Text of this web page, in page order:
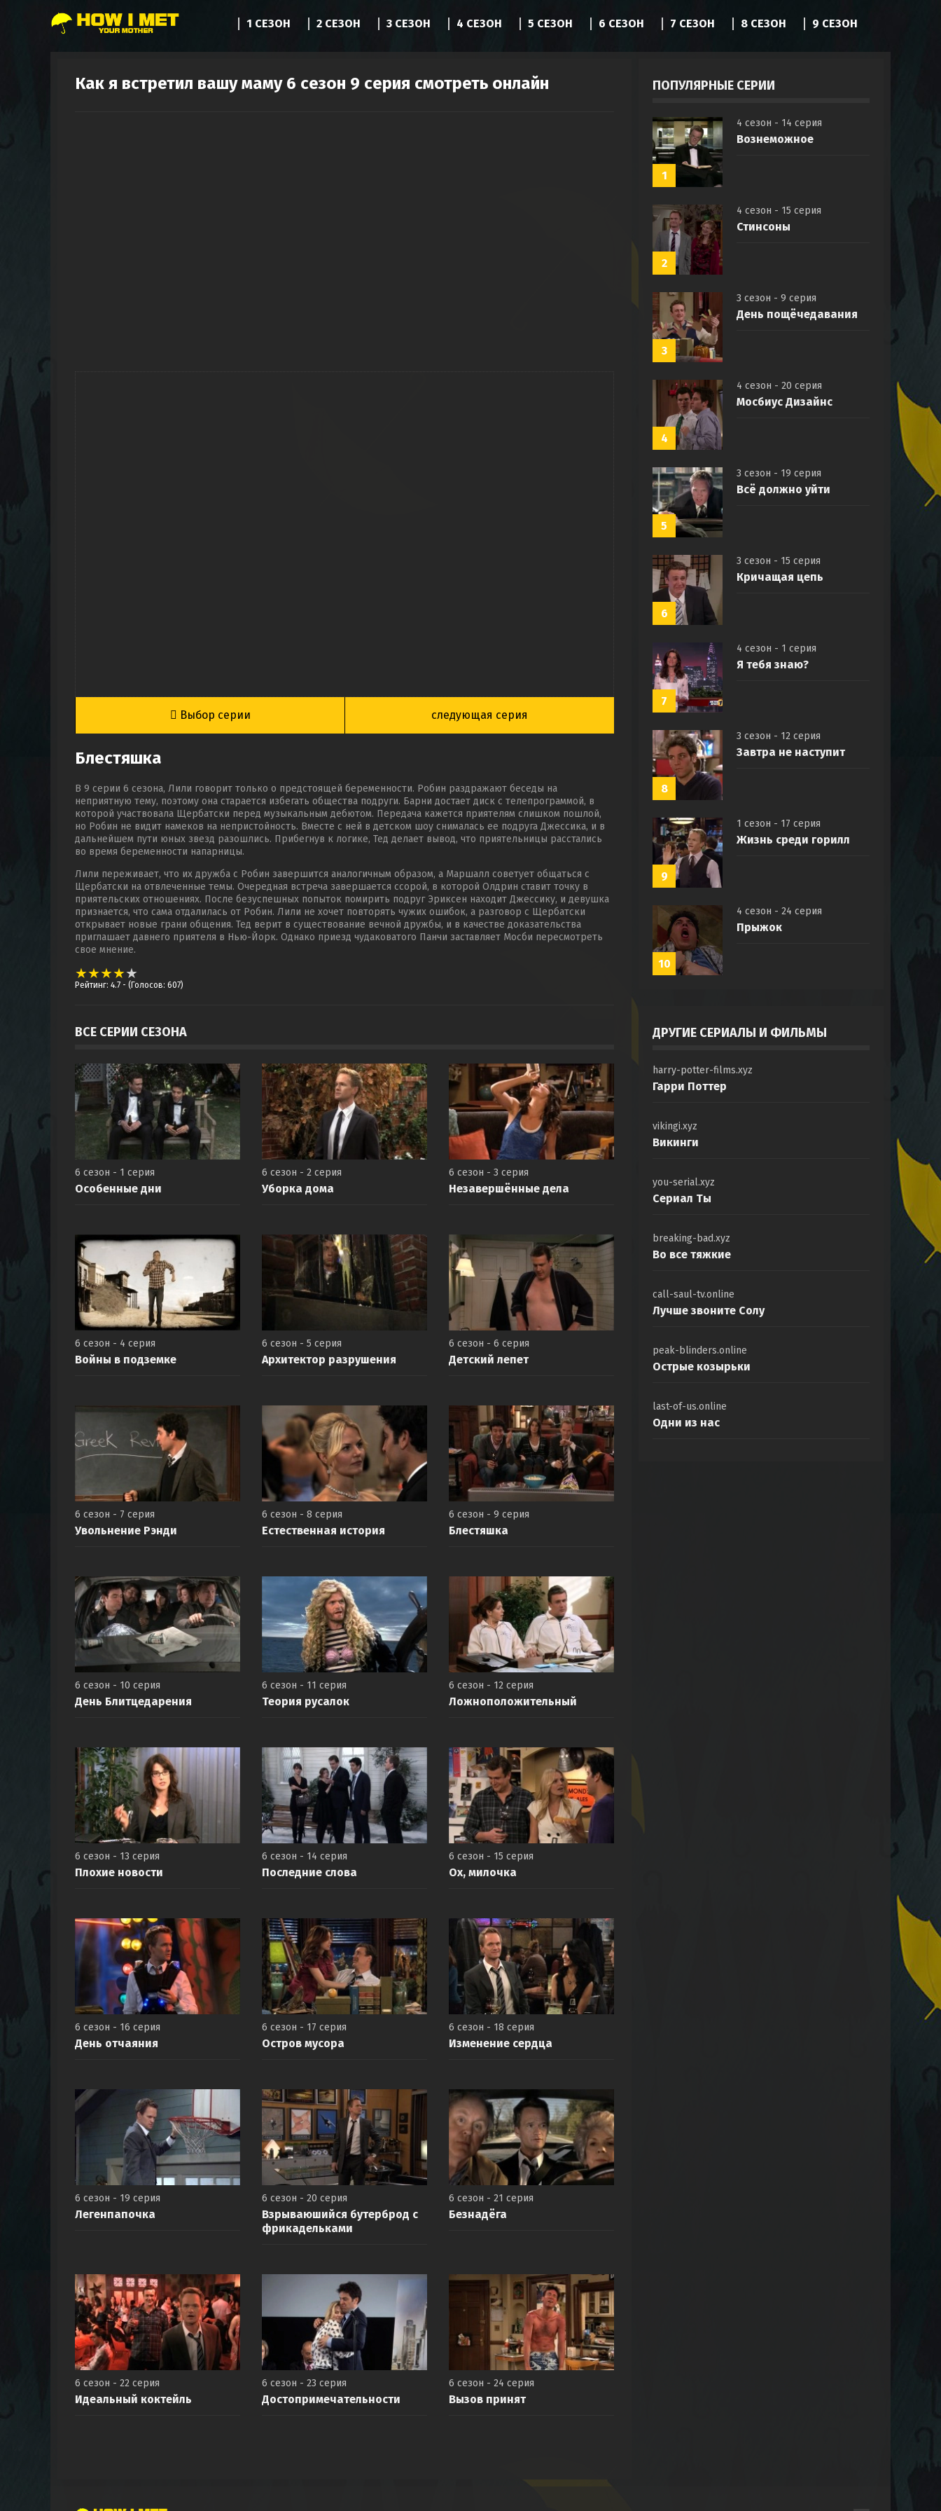
1 СЕЗОН 2 СЕЗОН 3 СЕЗОН 4 СЕЗОН 5 СЕЗОН 6 СЕЗОН 7 СЕЗОН 8 СЕЗОН 9 СЕЗОН
Как я встретил вашу маму 6 сезон 9 серия смотреть онлайн
Выбор серии следующая серия
Блестяшка
В 9 серии 6 сезона, Лили говорит только о предстоящей беременности. Робин раздражают беседы на
неприятную тему, поэтому она старается избегать общества подруги. Барни достает диск с телепрограммой, в
которой участвовала Щербатски перед музыкальным дебютом. Передача кажется приятелям слишком пошлой,
но Робин не видит намеков на непристойность. Вместе с ней в детском шоу снималась ее подруга Джессика, и в
дальнейшем пути юных звезд разошлись. Прибегнув к логике, Тед делает вывод, что приятельницы расстались
во время беременности напарницы.
Лили переживает, что их дружба с Робин завершится аналогичным образом, а Маршалл советует общаться с
Щербатски на отвлеченные темы. Очередная встреча завершается ссорой, в которой Олдрин ставит точку в
приятельских отношениях. После безуспешных попыток помирить подруг Эриксен находит Джессику, и девушка
признается, что сама отдалилась от Робин. Лили не хочет повторять чужих ошибок, а разговор с Щербатски
открывает новые грани общения. Тед верит в существование вечной дружбы, и в качестве доказательства
приглашает давнего приятеля в Нью-Йорк. Однако приезд чудаковатого Панчи заставляет Мосби пересмотреть
свое мнение.
Рейтинг: 4.7 - (Голосов: 607)
ВСЕ СЕРИИ СЕЗОНА
6 сезон - 1 серия
Особенные дни
6 сезон - 2 серия
Уборка дома
6 сезон - 3 серия
Незавершённые дела
6 сезон - 4 серия
Войны в подземке
6 сезон - 5 серия
Архитектор разрушения
6 сезон - 6 серия
Детский лепет
6 сезон - 7 серия
Увольнение Рэнди
6 сезон - 8 серия
Естественная история
6 сезон - 9 серия
Блестяшка
6 сезон - 10 серия
День Блитцедарения
6 сезон - 11 серия
Теория русалок
6 сезон - 12 серия
Ложноположительный
6 сезон - 13 серия
Плохие новости
6 сезон - 14 серия
Последние слова
6 сезон - 15 серия
Ох, милочка
6 сезон - 16 серия
День отчаяния
6 сезон - 17 серия
Остров мусора
6 сезон - 18 серия
Изменение сердца
6 сезон - 19 серия
Легенпапочка
6 сезон - 20 серия
Взрываюшийся бутерброд с
фрикадельками
6 сезон - 21 серия
Безнадёга
6 сезон - 22 серия
Идеальный коктейль
6 сезон - 23 серия
Достопримечательности
6 сезон - 24 серия
Вызов принят
ПОПУЛЯРНЫЕ СЕРИИ
1
4 сезон - 14 серия
Вознеможное
2
4 сезон - 15 серия
Стинсоны
3
3 сезон - 9 серия
День пощёчедавания
4
4 сезон - 20 серия
Мосбиус Дизайнс
5
3 сезон - 19 серия
Всё должно уйти
6
3 сезон - 15 серия
Кричащая цепь
7
4 сезон - 1 серия
Я тебя знаю?
8
3 сезон - 12 серия
Завтра не наступит
9
1 сезон - 17 серия
Жизнь среди горилл
10
4 сезон - 24 серия
Прыжок
ДРУГИЕ СЕРИАЛЫ И ФИЛЬМЫ
harry-potter-films.xyz
Гарри Поттер
vikingi.xyz
Викинги
you-serial.xyz
Сериал Ты
breaking-bad.xyz
Во все тяжкие
call-saul-tv.online
Лучше звоните Солу
peak-blinders.online
Острые козырьки
last-of-us.online
Одни из нас